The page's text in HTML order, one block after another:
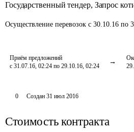
Государственный тендер, Запрос
Осуществление перевозок с 30.10.16 по
Приём предложений
с 31.07.16, 02:24 по 29.10.16, 02:24
0 Создан 31 июл 2016
Стоимость контракта